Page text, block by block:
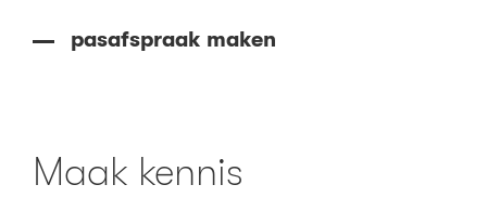
pasafspraak maken
Maak kennis